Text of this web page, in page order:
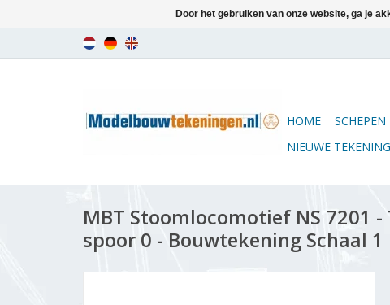
HOME SCHEPEN
NIEUWE
MBT Stoomlocomotief NS 7201 -
spoor 0 - Bouwtekening Schaal 1
Door het gebruiken van onze website, ga je